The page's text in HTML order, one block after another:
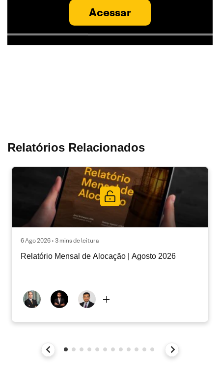
Acessar
Relatórios Relacionados
6 Ago 2026 • 3 mins de leitura
Relatório Mensal de Alocação | Agosto 2026